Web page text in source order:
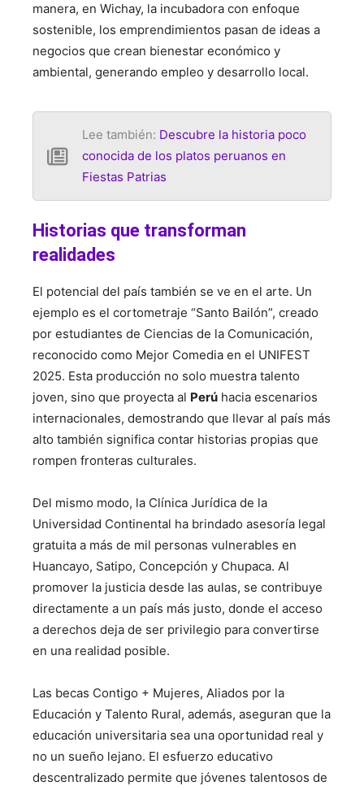
manera, en Wichay, la incubadora con enfoque
sostenible, los emprendimientos pasan de ideas a
negocios que crean bienestar económico y
ambiental, generando empleo y desarrollo local.
Lee también: Descubre la historia poco
conocida de los platos peruanos en
Fiestas Patrias
Historias que transforman
realidades
El potencial del país también se ve en el arte. Un
ejemplo es el cortometraje “Santo Bailón”, creado
por estudiantes de Ciencias de la Comunicación,
reconocido como Mejor Comedia en el UNIFEST
2025. Esta producción no solo muestra talento
joven, sino que proyecta al Perú hacia escenarios
internacionales, demostrando que llevar al país más
alto también significa contar historias propias que
rompen fronteras culturales.
Del mismo modo, la Clínica Jurídica de la
Universidad Continental ha brindado asesoría legal
gratuita a más de mil personas vulnerables en
Huancayo, Satipo, Concepción y Chupaca. Al
promover la justicia desde las aulas, se contribuye
directamente a un país más justo, donde el acceso
a derechos deja de ser privilegio para convertirse
en una realidad posible.
Las becas Contigo + Mujeres, Aliados por la
Educación y Talento Rural, además, aseguran que la
educación universitaria sea una oportunidad real y
no un sueño lejano. El esfuerzo educativo
descentralizado permite que jóvenes talentosos de